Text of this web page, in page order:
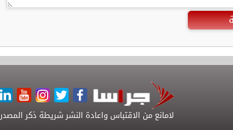
لامانع من الاقتباس واعادة النشر شريطة ذكر المصدر